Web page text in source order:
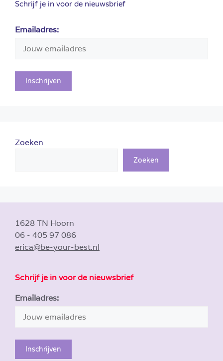
Schrijf je in voor de nieuwsbrief
Emailadres:
Zoeken
Zoeken
1628 TN Hoorn
06 - 405 97 086
erica@be-your-best.nl
Schrijf je in voor de nieuwsbrief
Emailadres: